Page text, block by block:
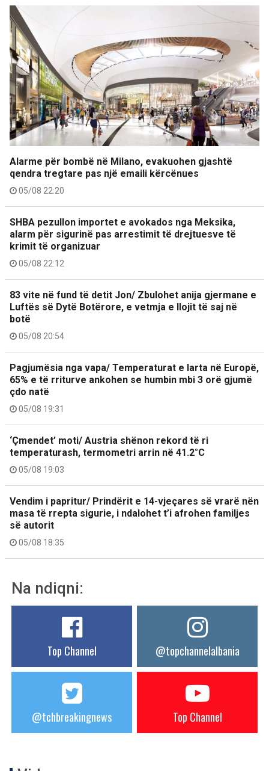
Alarme për bombë në Milano, evakuohen gjashtë
qendra tregtare pas një emaili kërcënues
05/08 22:20
SHBA pezullon importet e avokados nga Meksika,
alarm për sigurinë pas arrestimit të drejtuesve të
krimit të organizuar
05/08 22:12
83 vite në fund të detit Jon/ Zbulohet anija gjermane e
Luftës së Dytë Botërore, e vetmja e llojit të saj në
botë
05/08 20:54
Pagjumësia nga vapa/ Temperaturat e larta në Europë,
65% e të rriturve ankohen se humbin mbi 3 orë gjumë
çdo natë
05/08 19:31
‘Çmendet’ moti/ Austria shënon rekord të ri
temperaturash, termometri arrin në 41.2°C
05/08 19:03
Vendim i papritur/ Prindërit e 14-vjeçares së vrarë nën
masa të rrepta sigurie, i ndalohet t’i afrohen familjes
së autorit
05/08 18:35
Na ndiqni:
Top Channel @topchannelalbania
@tchbreakingnews Top Channel